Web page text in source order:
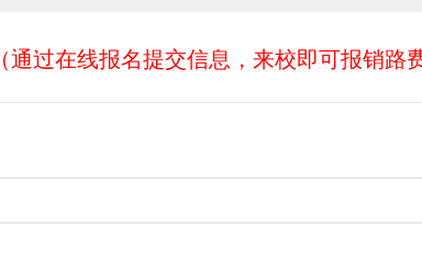
（通过在线报名提交信息，来校即可报销路